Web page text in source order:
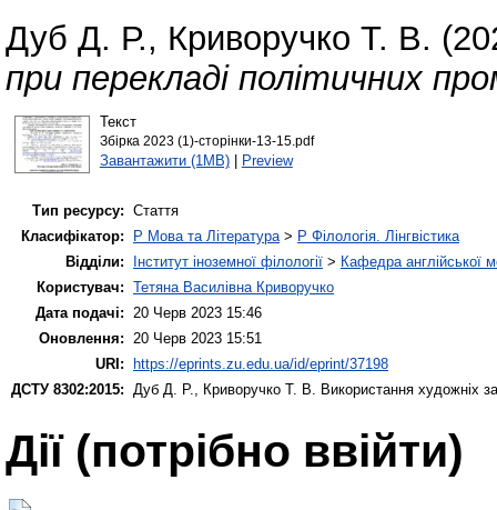
Дуб Д. Р., Криворучко Т. В.
при перекладі політичних
Текст
Збірка 2023 (1)-сторінки-13-15.pdf
Завантажити (1MB)| Preview
Тип ресурсу: Стаття
Класифікатор:
P Мова та Література> P Філологія. Лінгвістика
Відділи:
Інститут іноземної філології > Кафедра англійської
Користувач: Тетяна Василівна Криворучко
Дата подачі: 20 Черв 2023 15:46
Оновлення: 20 Черв 2023 15:51
URI:
https://eprints.zu.edu.ua/id/eprint/37198
ДСТУ 8302:2015: Дуб Д. Р., Криворучко Т. В. Використання художніх
Дії ​​(потрібно ввійти)